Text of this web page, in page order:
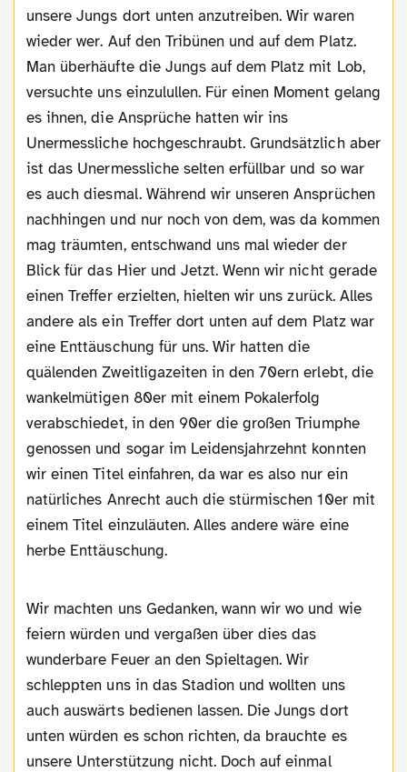
unsere Jungs dort unten anzutreiben. Wir waren
wieder wer. Auf den Tribünen und auf dem Platz.
Man überhäufte die Jungs auf dem Platz mit Lob,
versuchte uns einzulullen. Für einen Moment gelang
es ihnen, die Ansprüche hatten wir ins
Unermessliche hochgeschraubt. Grundsätzlich aber
ist das Unermessliche selten erfüllbar und so war
es auch diesmal. Während wir unseren Ansprüchen
nachhingen und nur noch von dem, was da kommen
mag träumten, entschwand uns mal wieder der
Blick für das Hier und Jetzt. Wenn wir nicht gerade
einen Treffer erzielten, hielten wir uns zurück. Alles
andere als ein Treffer dort unten auf dem Platz war
eine Enttäuschung für uns. Wir hatten die
quälenden Zweitligazeiten in den 70ern erlebt, die
wankelmütigen 80er mit einem Pokalerfolg
verabschiedet, in den 90er die großen Triumphe
genossen und sogar im Leidensjahrzehnt konnten
wir einen Titel einfahren, da war es also nur ein
natürliches Anrecht auch die stürmischen 10er mit
einem Titel einzuläuten. Alles andere wäre eine
herbe Enttäuschung.
Wir machten uns Gedanken, wann wir wo und wie
feiern würden und vergaßen über dies das
wunderbare Feuer an den Spieltagen. Wir
schleppten uns in das Stadion und wollten uns
auch auswärts bedienen lassen. Die Jungs dort
unten würden es schon richten, da brauchte es
unsere Unterstützung nicht. Doch auf einmal